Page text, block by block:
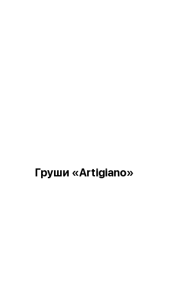
Груши «Artigiano»